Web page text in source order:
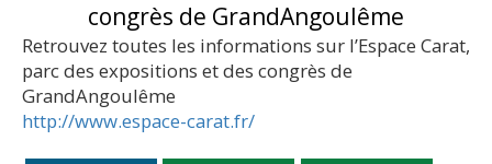
congrès de GrandAngoulême
Retrouvez toutes les informations sur l’Espace Carat,
parc des expositions et des congrès de
GrandAngoulême
http://www.espace-carat.fr/